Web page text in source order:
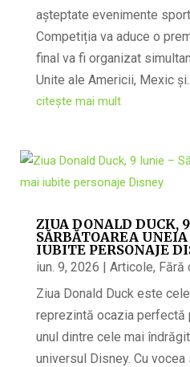
așteptate evenimente
Competiția va aduce o
final va fi organizat
Unite ale Americii, Mexic
citește mai mult
ZIUA DONALD DUCK,
SĂRBĂTOAREA
IUBITE PERSONAJE
iun. 9, 2026 | Articole, Fără
Ziua Donald Duck este
reprezintă ocazia perfectă
unul dintre cele mai
universul Disney. Cu